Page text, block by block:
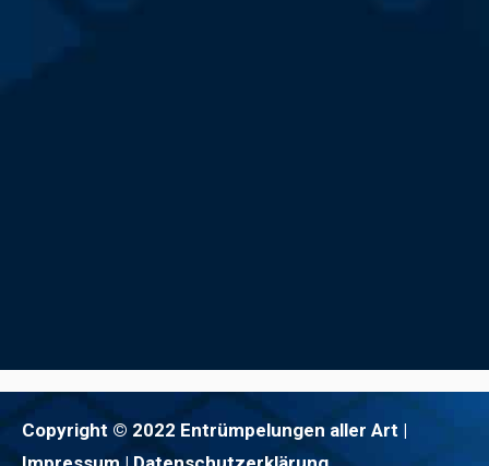
Copyright © 2022 Entrümpelungen aller Art |